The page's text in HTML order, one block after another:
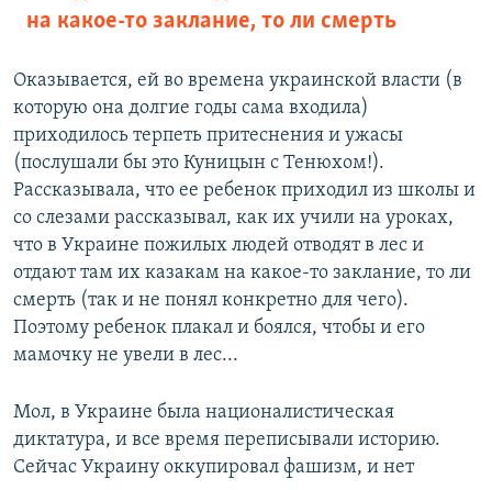
на какое-то заклание, то ли смерть
Оказывается, ей во времена украинской власти (в
которую она долгие годы сама входила)
приходилось терпеть притеснения и ужасы
(послушали бы это Куницын с Тенюхом!).
Рассказывала, что ее ребенок приходил из школы и
со слезами рассказывал, как их учили на уроках,
что в Украине пожилых людей отводят в лес и
отдают там их казакам на какое-то заклание, то ли
смерть (так и не понял конкретно для чего).
Поэтому ребенок плакал и боялся, чтобы и его
мамочку не увели в лес...
Мол, в Украине была националистическая
диктатура, и все время переписывали историю.
Сейчас Украину оккупировал фашизм, и нет